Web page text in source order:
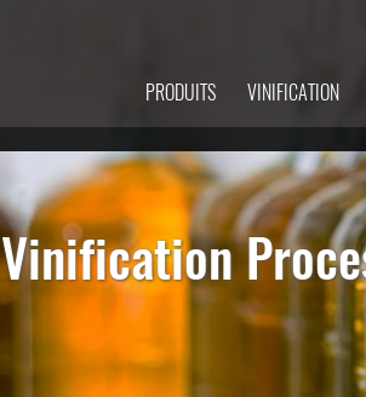
PRODUITS VINIFICATION
Vinification